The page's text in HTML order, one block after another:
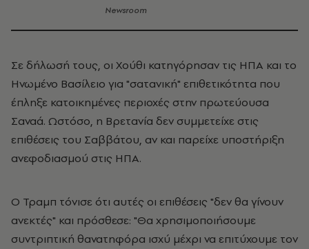
Newsroom
Σε δήλωσή τους, οι Χούθι κατηγόρησαν τις ΗΠΑ και το
Ηνωμένο Βασίλειο για "σατανική" επιθετικότητα που
έπληξε κατοικημένες περιοχές στην πρωτεύουσα
Σαναά. Ωστόσο, η Βρετανία δεν συμμετείχε στις
επιθέσεις του Σαββάτου, αν και παρείχε υποστήριξη
ανεφοδιασμού στις ΗΠΑ.
Ο Τραμπ τόνισε ότι αυτές οι επιθέσεις "δεν θα γίνουν
ανεκτές" και πρόσθεσε: "Θα χρησιμοποιήσουμε
συντριπτική θανατηφόρα ισχύ μέχρι να επιτύχουμε τον